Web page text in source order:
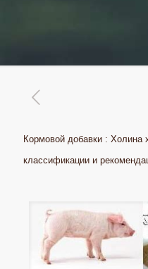
Кормовой добавки : Холина
классификации и